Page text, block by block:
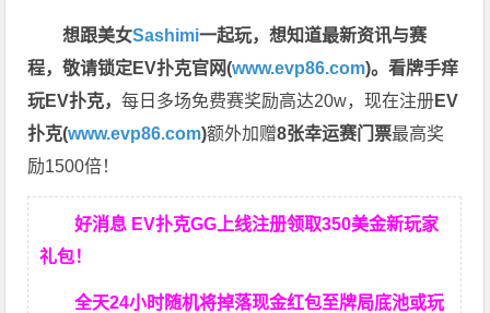
想跟美女Sashimi一起玩，想知道最新资讯与赛
程，敬请锁定EV扑克官网(www.evp86.com)。看牌手痒
玩EV扑克，每日多场免费赛奖励高达20w，现在注册EV
扑克(www.evp86.com)额外加赠8张幸运赛门票最高奖
励1500倍！
好消息 EV扑克GG上线注册领取350美金新玩家
礼包！
全天24小时随机将掉落现金红包至牌局底池或玩